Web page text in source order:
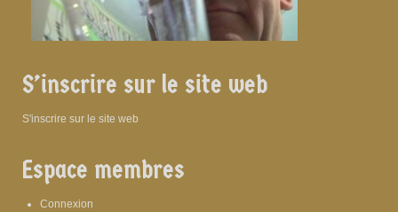
S’inscrire sur le site web
S'inscrire sur le site web
Espace membres
Connexion